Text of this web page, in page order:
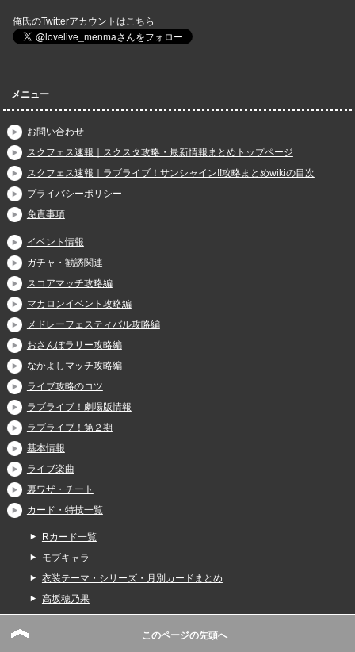
俺氏のTwitterアカウントはこちら
メニュー
お問い合わせ
スクフェス速報｜スクスタ攻略・最新情報まとめトップページ
スクフェス速報｜ラブライブ！サンシャイン!!攻略まとめwikiの目次
プライバシーポリシー
免責事項
イベント情報
ガチャ・勧誘関連
スコアマッチ攻略編
マカロンイベント攻略編
メドレーフェスティバル攻略編
おさんぽラリー攻略編
なかよしマッチ攻略編
ライブ攻略のコツ
ラブライブ！劇場版情報
ラブライブ！第２期
基本情報
ライブ楽曲
裏ワザ・チート
カード・特技一覧
Rカード一覧
モブキャラ
衣装テーマ・シリーズ・月別カードまとめ
高坂穂乃果
このページの先頭へ